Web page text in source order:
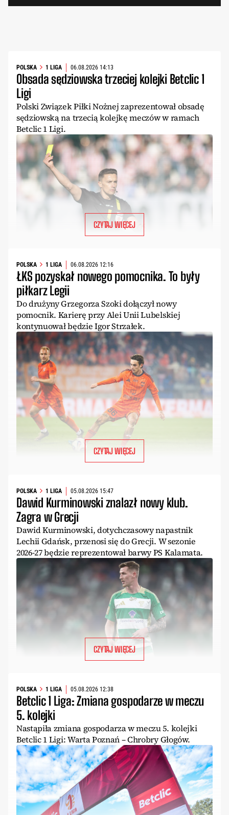
POLSKA 1 LIGA 06.08.2026 14:13
Obsada sędziowska trzeciej kolejki Betclic 1
Ligi
Polski Związek Piłki Nożnej zaprezentował obsadę
sędziowską na trzecią kolejkę meczów w ramach
Betclic 1 Ligi.
CZYTAJ WIĘCEJ
POLSKA 1 LIGA 06.08.2026 12:16
ŁKS pozyskał nowego pomocnika. To były
piłkarz Legii
Do drużyny Grzegorza Szoki dołączył nowy
pomocnik. Karierę przy Alei Unii Lubelskiej
kontynuował będzie Igor Strzałek.
CZYTAJ WIĘCEJ
POLSKA 1 LIGA 05.08.2026 15:47
Dawid Kurminowski znalazł nowy klub.
Zagra w Grecji
Dawid Kurminowski, dotychczasowy napastnik
Lechii Gdańsk, przenosi się do Grecji. W sezonie
2026-27 będzie reprezentował barwy PS Kalamata.
CZYTAJ WIĘCEJ
POLSKA 1 LIGA 05.08.2026 12:38
Betclic 1 Liga: Zmiana gospodarze w meczu
5. kolejki
Nastąpiła zmiana gospodarza w meczu 5. kolejki
Betclic 1 Ligi: Warta Poznań – Chrobry Głogów.